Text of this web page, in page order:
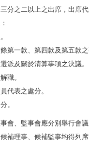
分之二以上之出席，出席
第一款、第四款及第五款之
派及關於清算事項之決議。
職。
代表之處分。
。
、監事會應分別舉行會議
補理事、候補監事均得列席